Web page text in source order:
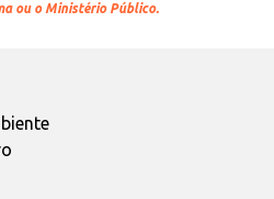
ou o Ministério Público.